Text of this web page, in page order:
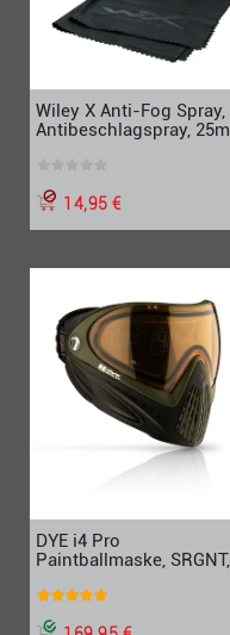
Wiley X Anti-Fog Spray,
Antibeschlagspray,
14,95 €
DYE i4 Pro
Paintballmaske, SRGNT,